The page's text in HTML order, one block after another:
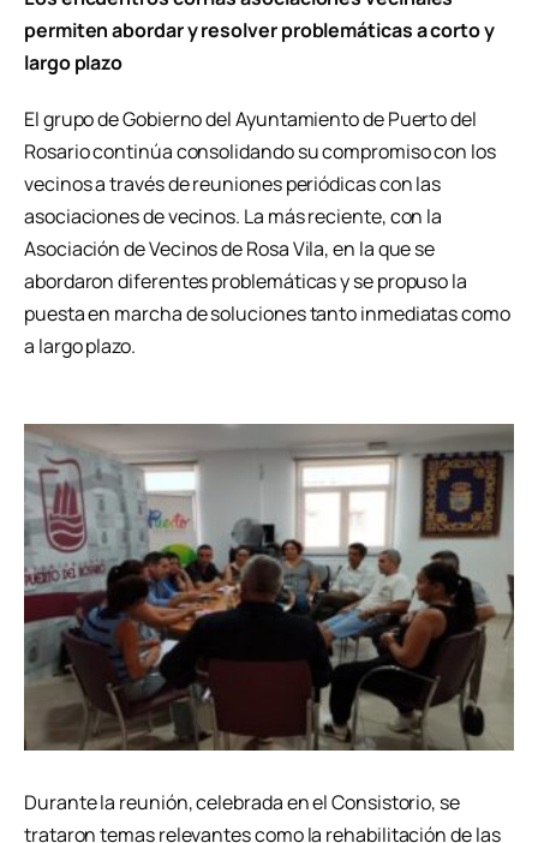
permiten abordar y resolver problemáticas a corto y
largo plazo
El grupo de Gobierno del Ayuntamiento de Puerto del
Rosario continúa consolidando su compromiso con los
vecinos a través de reuniones periódicas con las
asociaciones de vecinos. La más reciente, con la
Asociación de Vecinos de Rosa Vila, en la que se
abordaron diferentes problemáticas y se propuso la
puesta en marcha de soluciones tanto inmediatas como
a largo plazo.
Durante la reunión, celebrada en el Consistorio, se
trataron temas relevantes como la rehabilitación de las